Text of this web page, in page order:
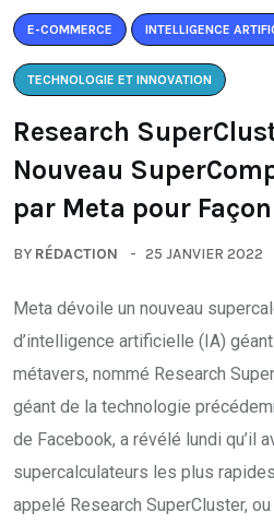
E-COMMERCE INTELLIGENCE
TECHNOLOGIE ET INNOVATION
Research
Nouveau
par Meta pour
BY RÉDACTION 25 JANVIER 2022
Meta dévoile un nouveau
d’intelligence artificielle (IA)
métavers, nommé Research
géant de la technologie
de Facebook, a révélé lundi qu’il
supercalculateurs les plus
appelé Research SuperCluster,